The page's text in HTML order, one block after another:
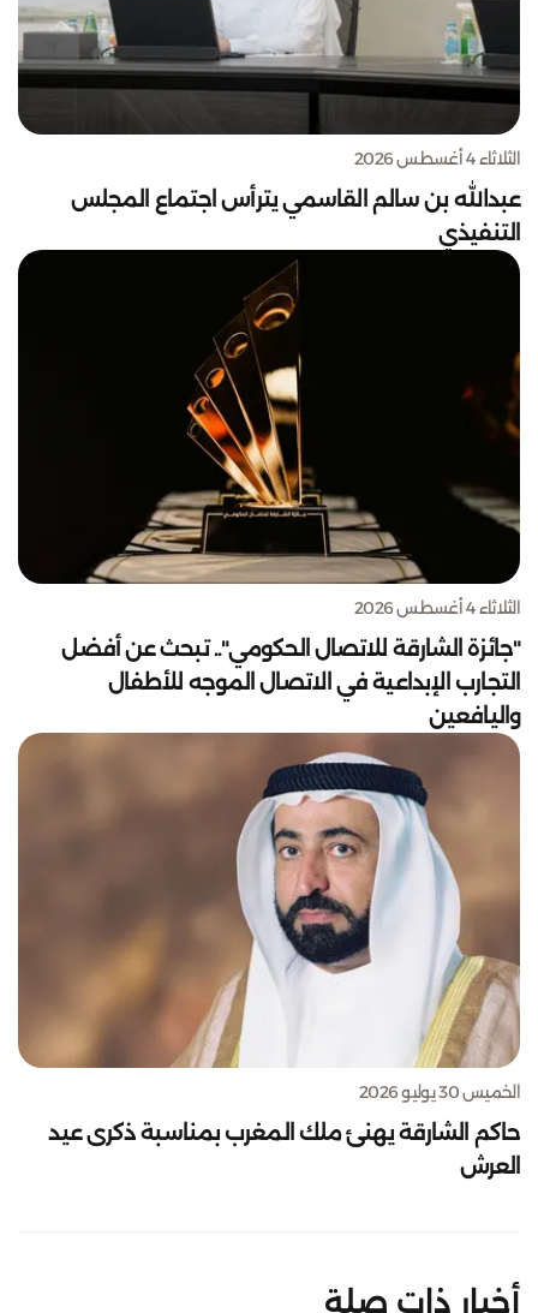
الثلاثاء 4 أغسطس 2026
عبدالله بن سالم القاسمي يترأس اجتماع المجلس
التنفيذي
الثلاثاء 4 أغسطس 2026
"جائزة الشارقة للاتصال الحكومي".. تبحث عن أفضل
التجارب الإبداعية في الاتصال الموجه للأطفال
واليافعين
الخميس 30 يوليو 2026
حاكم الشارقة يهنئ ملك المغرب بمناسبة ذكرى عيد
العرش
أخبار ذات صلة